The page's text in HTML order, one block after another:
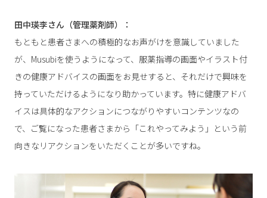
田中瑛李さん（管理薬剤師）：
もともと患者さまへの積極的なお声がけを意識していました
が、Musubiを使うようになって、服薬指導の画面やイラスト付
きの健康アドバイスの画面をお見せすると、それだけで興味を
持っていただけるようになり助かっています。特に健康アドバ
イスは具体的なアクションにつながりやすいコンテンツなの
で、ご覧になった患者さまから「これやってみよう」という前
向きなリアクションをいただくことが多いですね。